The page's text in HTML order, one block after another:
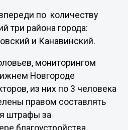
по количеству
три района города:
и Канавинский.
мониторингом
Новгороде
из них по 3 человека
правом составлять
штрафы за